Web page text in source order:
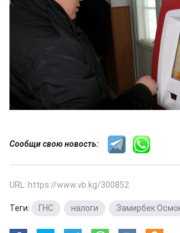
Сообщи свою новость:
URL: https://www.vb.kg/300852
Теги: ГНС налоги Замирбек